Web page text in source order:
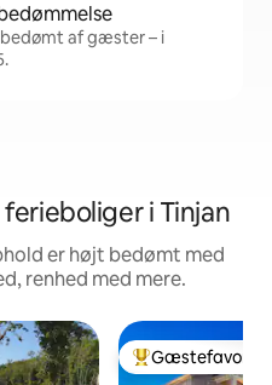
af gæster – i
i Tinjan
er højt bedømt med
renhed med mere.
Bedste
Gæstefavorit